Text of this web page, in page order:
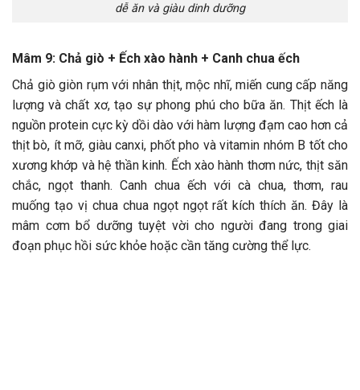
dễ ăn và giàu dinh dưỡng
Mâm 9: Chả giò + Ếch xào hành + Canh chua ếch
Chả giò giòn rụm với nhân thịt, mộc nhĩ, miến cung cấp năng
lượng và chất xơ, tạo sự phong phú cho bữa ăn. Thịt ếch là
nguồn protein cực kỳ dồi dào với hàm lượng đạm cao hơn cả
thịt bò, ít mỡ, giàu canxi, phốt pho và vitamin nhóm B tốt cho
xương khớp và hệ thần kinh. Ếch xào hành thơm nức, thịt săn
chắc, ngọt thanh. Canh chua ếch với cà chua, thơm, rau
muống tạo vị chua chua ngọt ngọt rất kích thích ăn. Đây là
mâm cơm bổ dưỡng tuyệt vời cho người đang trong giai
đoạn phục hồi sức khỏe hoặc cần tăng cường thể lực.